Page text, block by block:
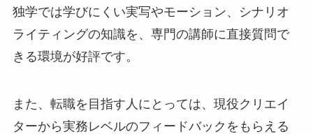
独学では学びにくい実写やモーション、シナリオ
ライティングの知識を、専門の講師に直接質問で
きる環境が好評です。
また、転職を目指す人にとっては、現役クリエイ
ターから実務レベルのフィードバックをもらえる